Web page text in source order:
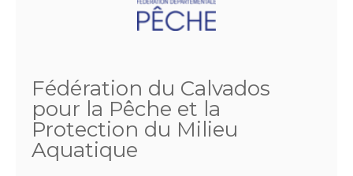
Fédération du Calvados
pour la Pêche et la
Protection du Milieu
Aquatique